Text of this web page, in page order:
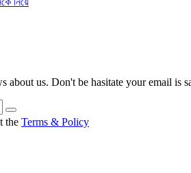
about us. Don't be hasitate your email is
the Terms & Policy